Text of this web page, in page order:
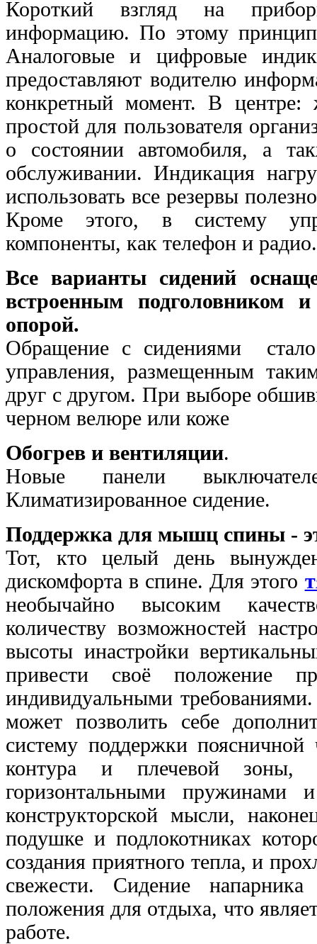
Короткий взгляд на
информацию. По этому
Аналоговые и цифровые
предоставляют водителю
конкретный момент. В центре:
простой для пользователя
о состоянии автомобиля, а
обслуживании. Индикация
использовать все резервы
Кроме этого, в систему
компоненты, как телефон и радио.
Все варианты сидений
встроенным подголовником
опорой.
Обращение с сидениями стало
управления, размещенным
друг с другом. При выборе
черном велюре или коже
Обогрев и вентиляции.
Новые панели
Климатизированное сидение.
Поддержка для мышц спины -
Тот, кто целый день
дискомфорта в спине. Для этого
необычайно высоким
количеству возможностей
высоты инастройки
привести своё положение
индивидуальными
может позволить себе
систему поддержки поясничной
контура и плечевой зоны,
горизонтальными
конструкторской мысли,
подушке и подлокотниках
создания приятного тепла, и
свежести. Сидение
положения для отдыха, что
работе.